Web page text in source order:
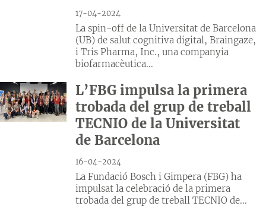
17-04-2024
La spin-off de la Universitat de Barcelona
(UB) de salut cognitiva digital, Braingaze,
i Tris Pharma, Inc., una companyia
biofarmacèutica...
L’FBG impulsa la primera
trobada del grup de treball
TECNIO de la Universitat
de Barcelona
16-04-2024
La Fundació Bosch i Gimpera (FBG) ha
impulsat la celebració de la primera
trobada del grup de treball TECNIO de...